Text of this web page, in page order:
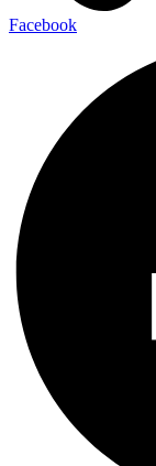
Facebook